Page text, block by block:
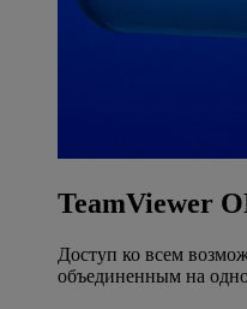
TeamViewer
Доступ ко всем
объединенным на